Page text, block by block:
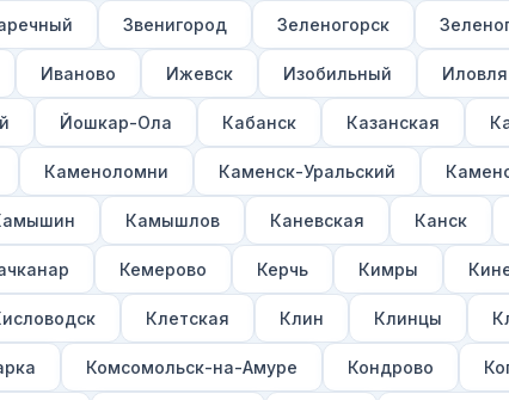
Звенигород Зеленогорск
Иваново Ижевск Изобильный Иловля
Йошкар-Ола Кабанск Казанская
Каменоломни Каменск-Уральский
Камышлов Каневская Канск
Кемерово Керчь Кимры
Клетская Клин Клинцы
Комсомольск-на-Амуре Кондрово